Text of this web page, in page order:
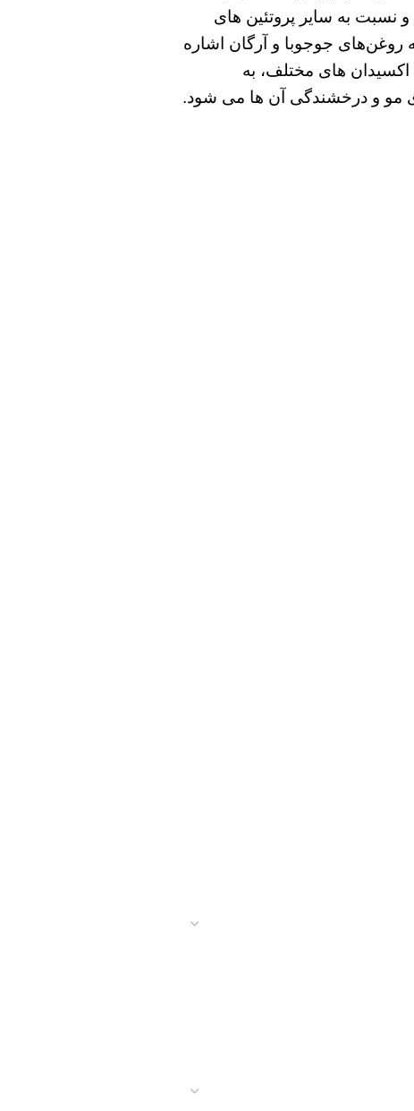
نسبت به سایر پروتئین های
جوجوبا و آرگان اشاره
اکسیدان های مختلف، به
مو و درخشندگی آن ها می شود.